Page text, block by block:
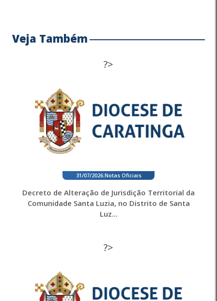
Veja Também
?>
31/07/2026. Notas Oficiais
Decreto de Alteração de Jurisdição Territorial da
Comunidade Santa Luzia, no Distrito de Santa
Luz...
?>